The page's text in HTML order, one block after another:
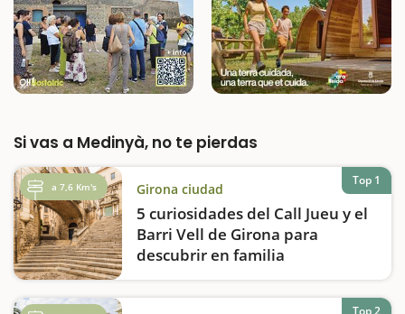
Si vas a Medinyà, no te pierdas
a 7,6 Km's Girona ciudad
5 curiosidades del Call Jueu y el
Barri Vell de Girona para
descubrir en familia
El Call Jueu y el Barri Vell de Girona son dos
de los lugares más fascinantes de la ciudad,
Top 1
Top 2